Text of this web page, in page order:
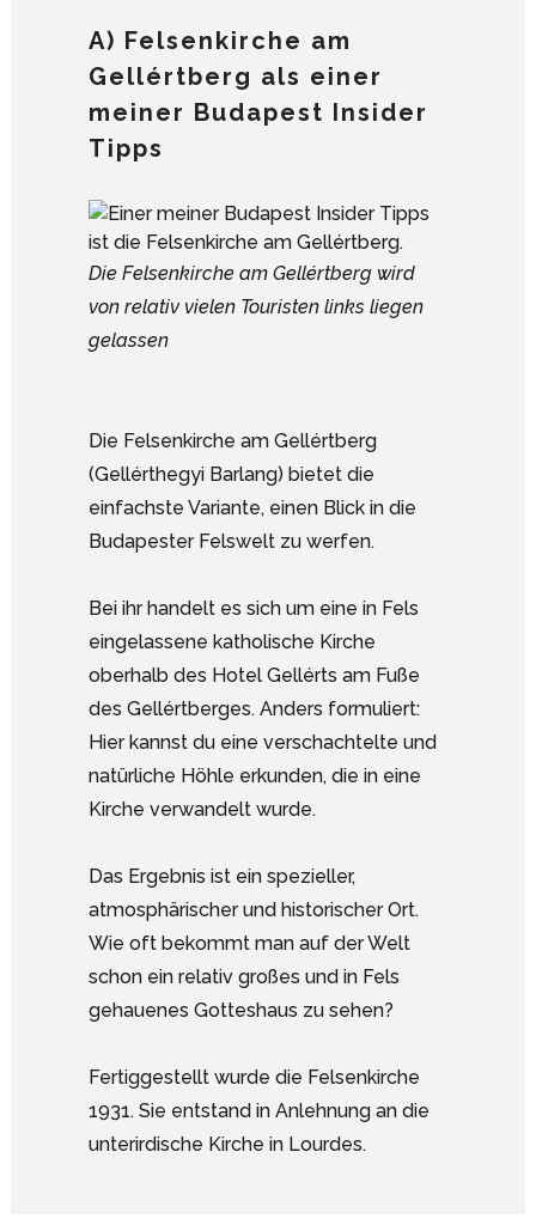
A) Felsenkirche am
Gellértberg als einer
meiner Budapest Insider
Tipps
Die Felsenkirche am Gellértberg wird
von relativ vielen Touristen links liegen
gelassen
Die Felsenkirche am Gellértberg
(Gellérthegyi Barlang) bietet die
einfachste Variante, einen Blick in die
Budapester Felswelt zu werfen.
Bei ihr handelt es sich um eine in Fels
eingelassene katholische Kirche
oberhalb des Hotel Gellérts am Fuße
des Gellértberges. Anders formuliert:
Hier kannst du eine verschachtelte und
natürliche Höhle erkunden, die in eine
Kirche verwandelt wurde.
Das Ergebnis ist ein spezieller,
atmosphärischer und historischer Ort.
Wie oft bekommt man auf der Welt
schon ein relativ großes und in Fels
gehauenes Gotteshaus zu sehen?
Fertiggestellt wurde die Felsenkirche
1931. Sie entstand in Anlehnung an die
unterirdische Kirche in Lourdes.